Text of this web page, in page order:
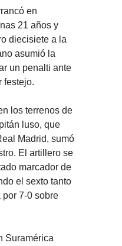
en
21 años y
diecisiete a la
asumió la
un penalti ante
festejo.
los terrenos de
luso, que
Madrid, sumó
El artillero se
marcador de
el sexto tanto
7-0 sobre
Suramérica